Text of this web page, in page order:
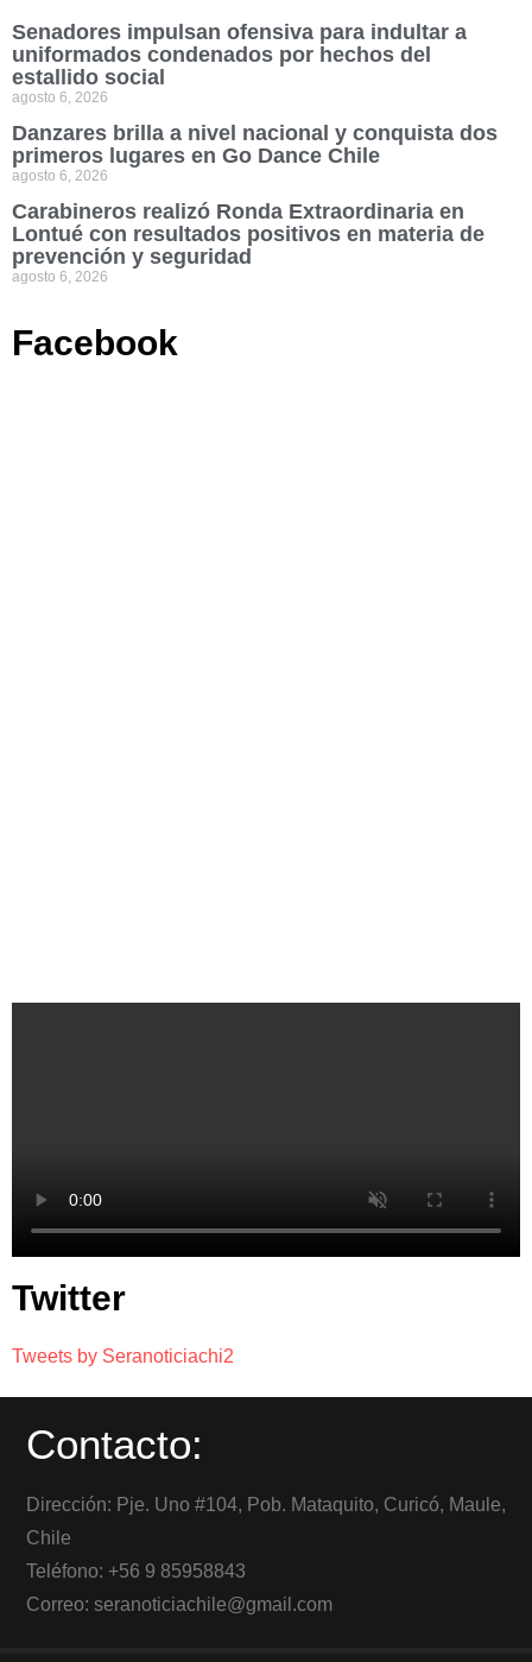
Senadores impulsan ofensiva para indultar a
uniformados condenados por hechos del
estallido social
agosto 6, 2026
Danzares brilla a nivel nacional y conquista dos
primeros lugares en Go Dance Chile
agosto 6, 2026
Carabineros realizó Ronda Extraordinaria en
Lontué con resultados positivos en materia de
prevención y seguridad
agosto 6, 2026
Facebook
Twitter
Tweets by Seranoticiachi2
Contacto:
Dirección: Pje. Uno #104, Pob. Mataquito, Curicó, Maule,
Chile
Teléfono: +56 9 85958843
Correo: seranoticiachile@gmail.com